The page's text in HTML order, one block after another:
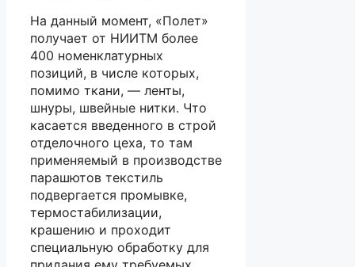
На данный момент, «Полет»
получает от НИИТМ более
400 номенклатурных
позиций, в числе которых,
помимо ткани, — ленты,
шнуры, швейные нитки. Что
касается введенного в строй
отделочного цеха, то там
применяемый в производстве
парашютов текстиль
подвергается промывке,
термостабилизации,
крашению и проходит
специальную обработку для